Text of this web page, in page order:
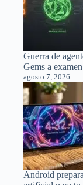
Guerra de
Gems a examen
agosto 7, 2026
Android